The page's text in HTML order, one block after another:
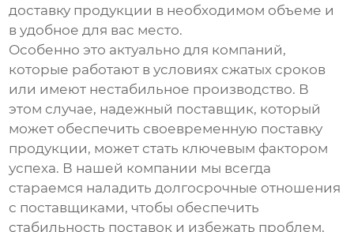
доставку продукции в необходимом объеме и
в удобное для вас место.
Особенно это актуально для компаний,
которые работают в условиях сжатых сроков
или имеют нестабильное производство. В
этом случае, надежный поставщик, который
может обеспечить своевременную поставку
продукции, может стать ключевым фактором
успеха. В нашей компании мы всегда
стараемся наладить долгосрочные отношения
с поставщиками, чтобы обеспечить
стабильность поставок и избежать проблем,